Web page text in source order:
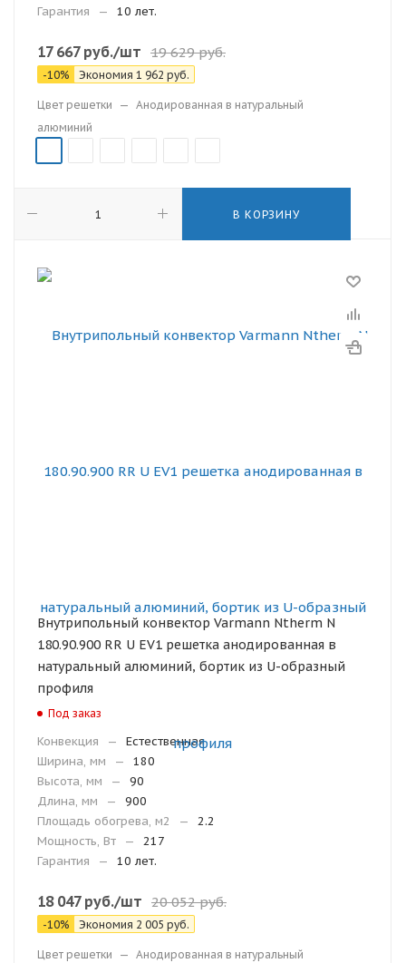
Гарантия
— 10 лет.
17 667руб./шт 19 629руб.
-10% Экономия 1 962 руб.
Цвет решетки — Анодированная в натуральный
алюминий
В КОРЗИНУ
Внутрипольный конвектор Varmann Ntherm N
180.90.900 RR U EV1 решетка анодированная в
натуральный алюминий, бортик из U-образный
профиля
Под заказ
Конвекция —
Естественная
Ширина, мм
—
180
Высота, мм
—
90
Длина, мм
—
900
Площадь обогрева, м2
—
2.2
Мощность, Вт
—
217
Гарантия
— 10 лет.
18 047руб./шт 20 052руб.
-10% Экономия 2 005 руб.
Цвет решетки — Анодированная в натуральный